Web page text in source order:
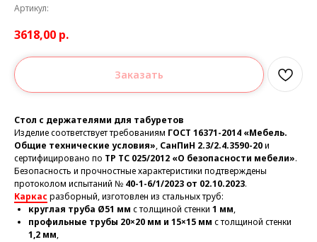
Артикул:
3618,00 р.
Заказать
Стол с держателями для табуретов
Изделие соответствует требованиям ГОСТ 16371-2014 «Мебель.
Общие технические условия», СанПиН 2.3/2.4.3590-20и
сертифицировано по ТР ТС 025/2012 «О безопасности мебели».
Безопасность и прочностные характеристики подтверждены
протоколом испытаний № 40-1-6/1/2023 от 02.10.2023.
Каркас разборный, изготовлен из стальных труб:
круглая труба Ø51 мм с толщиной стенки 1 мм,
профильные трубы 20×20 мм и 15×15 мм с толщиной стенки
1,2 мм,